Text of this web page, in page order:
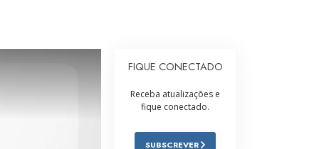
IntrodutóriosAjudas para Doenças e Ferimentos
A Escala de Tom Emocional
FIQUE CONECTADO
Receba atualizações e
fique conectado.
SUBSCREVER